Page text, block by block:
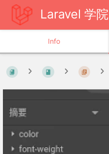
Laravel 学院
Info